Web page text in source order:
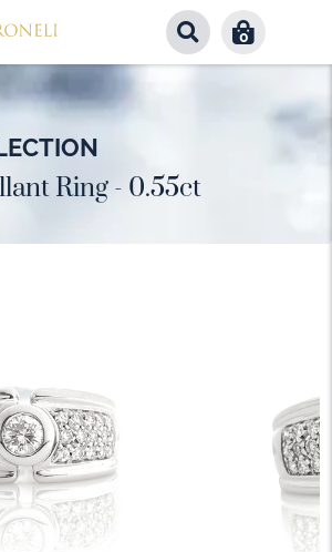
0
Ring - 0.55ct